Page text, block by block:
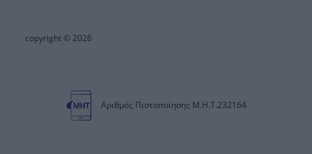
copyright © 2026
Αριθμός Πιστοποίησης Μ.Η.Τ.232164